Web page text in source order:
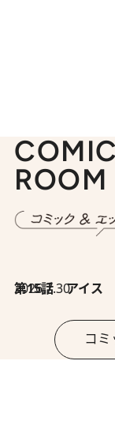
ROOM
2026.7.30
第15話 アイス
コ